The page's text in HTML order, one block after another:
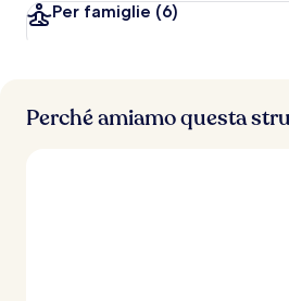
Per famiglie (6)
Perché amiamo questa